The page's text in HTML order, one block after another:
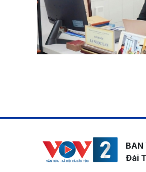
BAN
Đài